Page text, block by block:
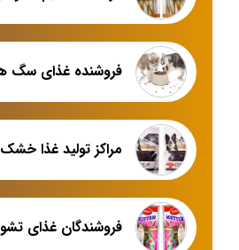
فروشنده غذای سگ
مراکز تولید غذا
فروشندگان غذای